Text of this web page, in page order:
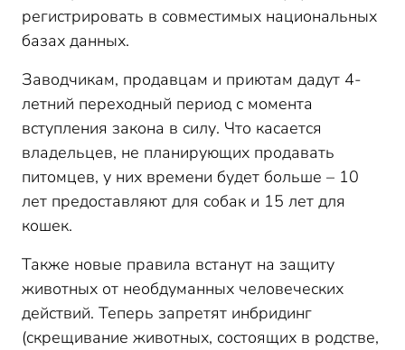
регистрировать в совместимых национальных
базах данных.
Заводчикам, продавцам и приютам дадут 4-
летний переходный период с момента
вступления закона в силу. Что касается
владельцев, не планирующих продавать
питомцев, у них времени будет больше – 10
лет предоставляют для собак и 15 лет для
кошек.
Также новые правила встанут на защиту
животных от необдуманных человеческих
действий. Теперь запретят инбридинг
(скрещивание животных, состоящих в родстве,